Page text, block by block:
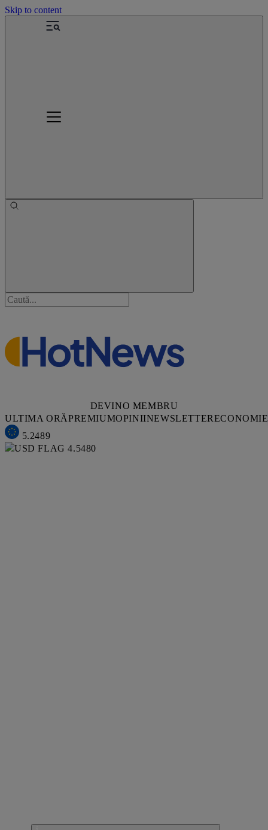
Skip to content
DEVINO MEMBRU
ULTIMA ORĂPREMIUMOPINIINEWSLETTERECONOMIE
5.2489
4.5480